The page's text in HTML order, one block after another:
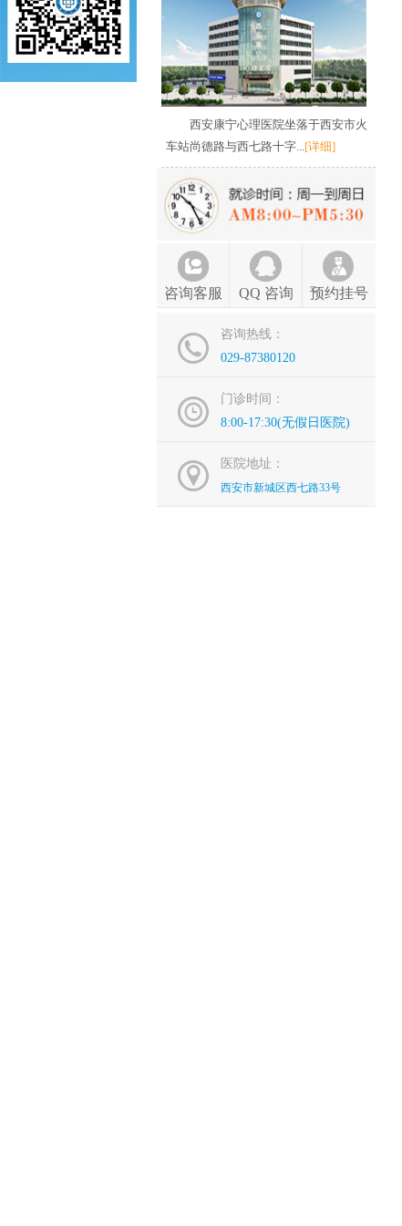
西安康宁心理医院坐落于西安市火
车站尚德路与西七路十字...[详细]
咨询客服 QQ 咨询 预约挂号
咨询热线：
029-87380120
门诊时间：
8:00-17:30(无假日医院)
医院地址：
西安市新城区西七路33号